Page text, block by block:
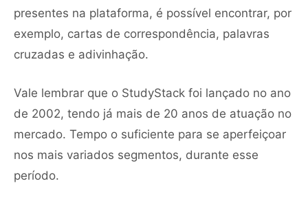
presentes na plataforma, é possível encontrar, por
exemplo, cartas de correspondência, palavras
cruzadas e adivinhação.
Vale lembrar que o StudyStack foi lançado no ano
de 2002, tendo já mais de 20 anos de atuação no
mercado. Tempo o suficiente para se aperfeiçoar
nos mais variados segmentos, durante esse
período.